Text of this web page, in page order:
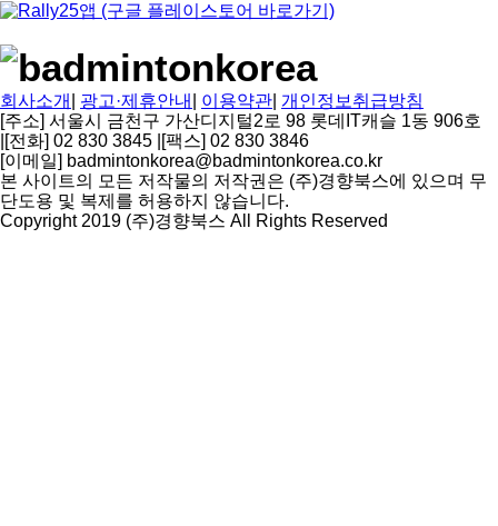
회사소개 광고·제휴안내 이용약관 개인정보취급방침
[주소] 서울시 금천구 가산디지털2로 98 롯데IT캐슬 1동 906호
[전화] 02 830 3845 [팩스] 02 830 3846
[이메일] badmintonkorea@badmintonkorea.co.kr
본 사이트의 모든 저작물의 저작권은 (주)경향북스에 있으며 무
단도용 및 복제를 허용하지 않습니다.
Copyright 2019 (주)경향북스 All Rights Reserved